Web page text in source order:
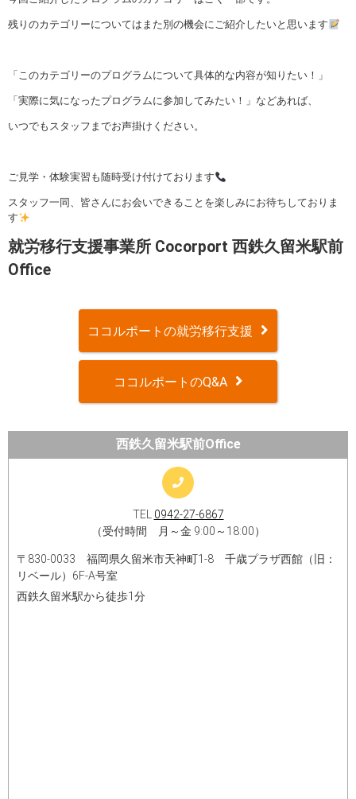
残りのカテゴリーについてはまた別の機会にご紹介したいと思います
「このカテゴリーのプログラムについて具体的な内容が知りたい！」
「実際に気になったプログラムに参加してみたい！」などあれば、
いつでもスタッフまでお声掛けください。
ご見学・体験実習も随時受け付けております
スタッフ一同、皆さんにお会いできることを楽しみにお待ちしておりま
す
就労移行支援事業所 Cocorport 西鉄久留米駅前
Office
ココルポートの就労移行支援
ココルポートのQ&A
西鉄久留米駅前Office
TEL 0942-27-6867
（受付時間 月～金 9:00～18:00）
〒830-0033 福岡県久留米市天神町1-8 千歳プラザ西館（旧：
リベール）6F-A号室
西鉄久留米駅から徒歩1分